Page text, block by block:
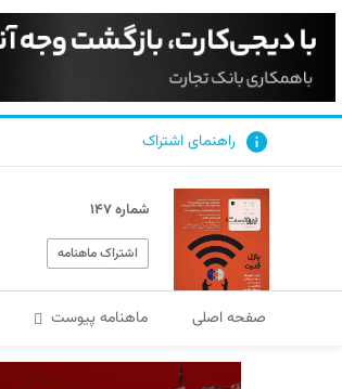
راهنمای اشتراک
شماره ۱۴۷
اشتراک ماهنامه
صفحه اصلی ماهنامه پیوست